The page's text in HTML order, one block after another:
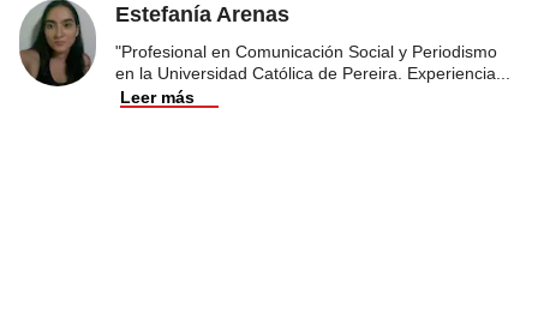
Estefanía Arenas
"Profesional en Comunicación Social y Periodismo
en la Universidad Católica de Pereira. Experiencia
Leer más